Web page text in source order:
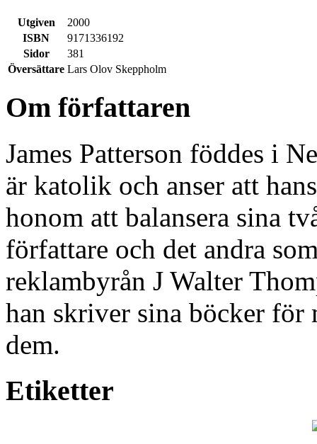
Utgiven
2000
ISBN
9171336192
Sidor
381
Översättare Lars Olov Skeppholm
Om författaren
James Patterson föddes i
är katolik och anser att
honom att balansera sina
författare och det andra
reklambyrån J Walter
han skriver sina böcker för
dem.
Etiketter